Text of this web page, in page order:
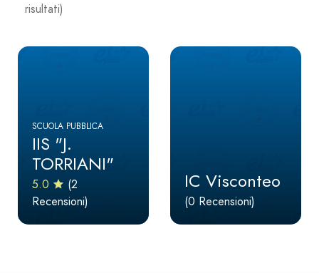
risultati)
SCUOLA PUBBLICA
IIS "J.
TORRIANI"
5.0
(2
Recensioni)
IC Visconteo
(0 Recensioni)